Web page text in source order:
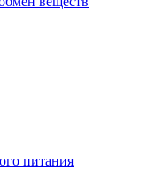
питания